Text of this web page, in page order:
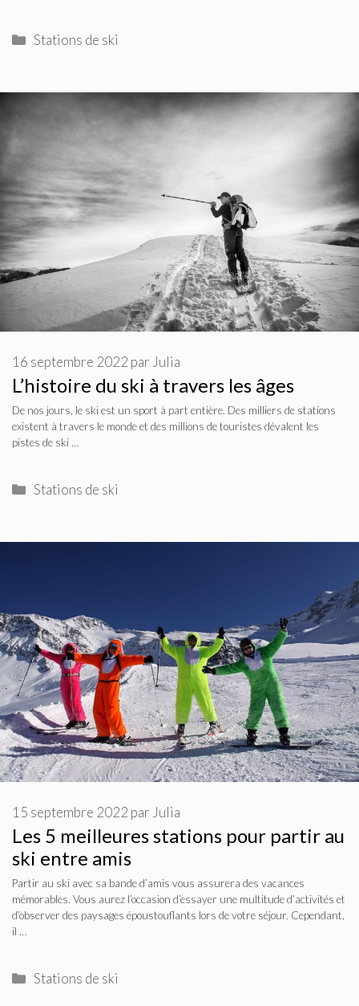
Catégories
Stations de ski
L’histoire du ski à travers les âges
16 septembre 2022 par Julia
De nos jours, le ski est un sport à part entière. Des milliers de stations
existent à travers le monde et des millions de touristes dévalent les
pistes de ski …
Catégories
Stations de ski
Les 5 meilleures stations pour partir au
ski entre amis
15 septembre 2022 par Julia
Partir au ski avec sa bande d’amis vous assurera des vacances
mémorables. Vous aurez l’occasion d’essayer une multitude d’activités et
d’observer des paysages époustouflants lors de votre séjour. Cependant,
il …
Catégories
Stations de ski